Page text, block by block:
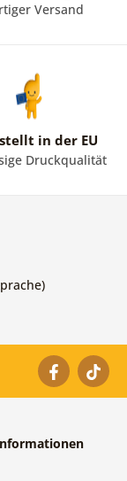
Versand
in der EU
Druckqualität